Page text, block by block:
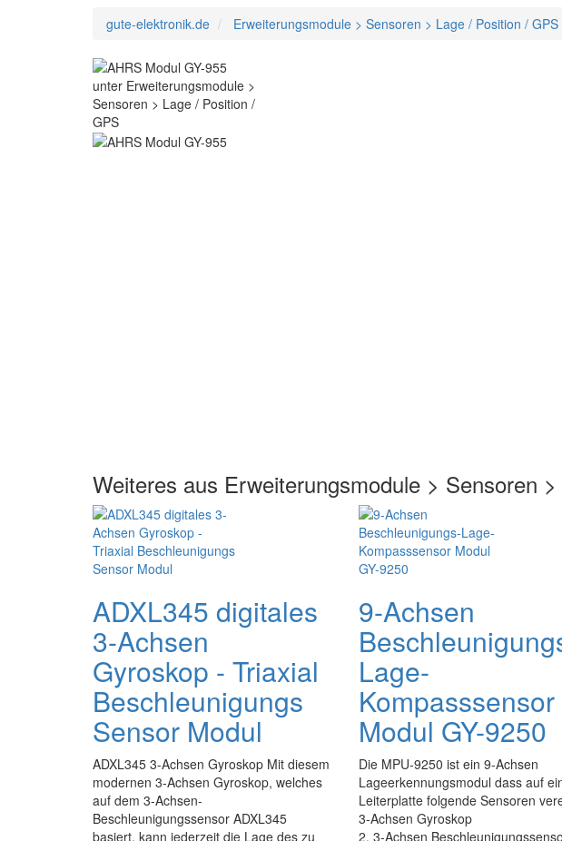
gute-elektronik.de
Erweiterungsmodule > Sensoren > Lage / Position / GPS
Weiteres aus Erweiterungsmodule > Sensoren
ADXL345 digitales
3-Achsen
Gyroskop - Triaxial
Beschleunigungs
Sensor Modul
ADXL345 3-Achsen Gyroskop Mit diesem
modernen 3-Achsen Gyroskop, welches
auf dem 3-Achsen-
Beschleunigungssensor ADXL345
basiert, kann jederzeit die Lage des zu
9-Achsen
Lage-
Kompasssensor
Modul GY-9250
Die MPU-9250 ist ein 9-Achsen
Lageerkennungsmodul dass auf
Leiterplatte folgende Sensoren
3-Achsen Gyroskop
2. 3-Achsen